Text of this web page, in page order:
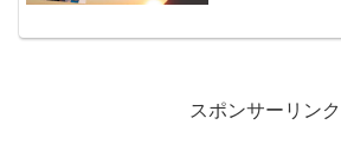
スポンサーリンク